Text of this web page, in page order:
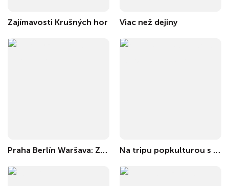
Zajímavosti Krušných hor Viac než dejiny
Praha Berlín Waršava: Závod míru Na tripu popkulturou s Petrem A. Bílkem